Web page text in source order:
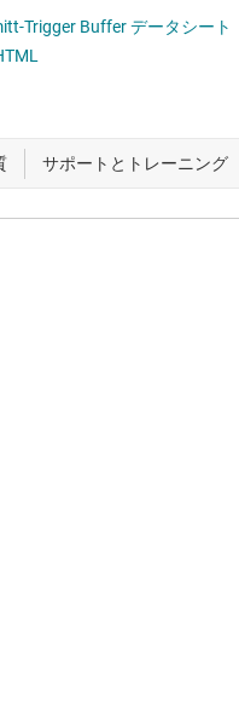
Trigger Buffer データシート